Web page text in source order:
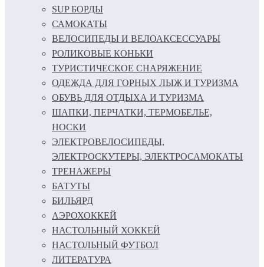
SUP БОРДЫ
САМОКАТЫ
ВЕЛОСИПЕДЫ И ВЕЛОАКСЕССУАРЫ
РОЛИКОВЫЕ КОНЬКИ
ТУРИСТИЧЕСКОЕ СНАРЯЖЕНИЕ
ОДЕЖДА ДЛЯ ГОРНЫХ ЛЫЖ И ТУРИЗМА
ОБУВЬ ДЛЯ ОТДЫХА И ТУРИЗМА
ШАПКИ, ПЕРЧАТКИ, ТЕРМОБЕЛЬЕ,
НОСКИ
ЭЛЕКТРОВЕЛОСИПЕДЫ,
ЭЛЕКТРОСКУТЕРЫ, ЭЛЕКТРОСАМОКАТЫ
ТРЕНАЖЕРЫ
БАТУТЫ
БИЛЬЯРД
АЭРОХОККЕЙ
НАСТОЛЬНЫЙ ХОККЕЙ
НАСТОЛЬНЫЙ ФУТБОЛ
ЛИТЕРАТУРА